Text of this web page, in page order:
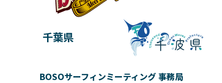
千葉県
BOSOサーフィンミーティング 事務局